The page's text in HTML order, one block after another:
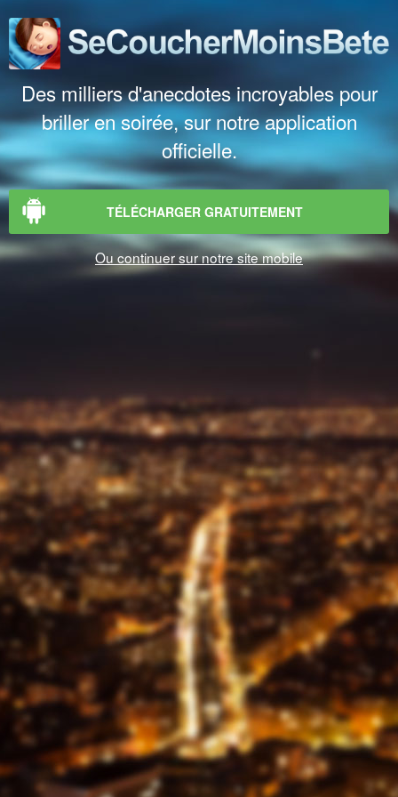
Des milliers d'anecdotes incroyables pour
briller en soirée, sur notre application
officielle.
TÉLÉCHARGER GRATUITEMENT
Ou continuer sur notre site mobile